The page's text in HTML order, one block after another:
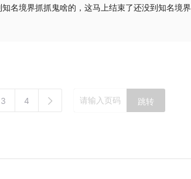
名境界抓抓鬼啥的，这马上结束了还没到知名境界
3 4 跳转